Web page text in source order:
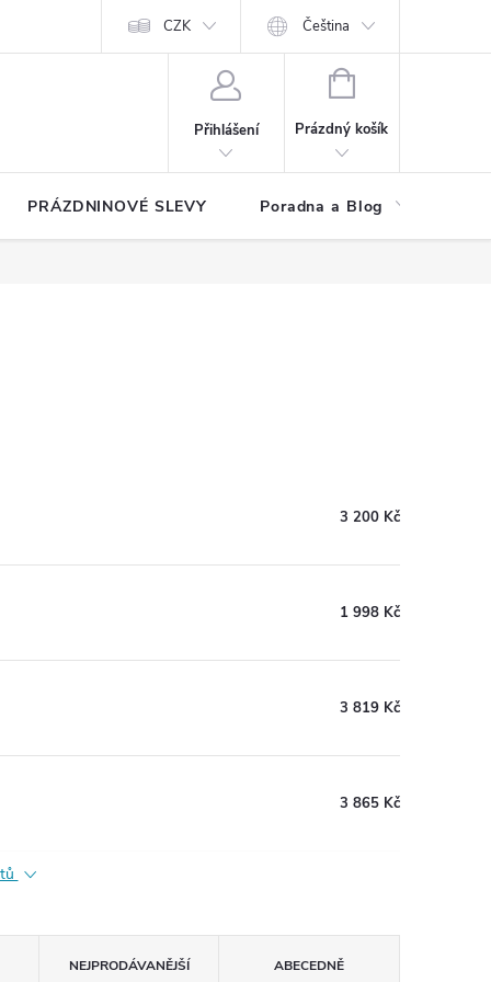
Hodnocení obchodu
CZK Čeština
Přihlášení
NÁKUPNÍ
Prázdný košík
PRÁZDNINOVÉ SLEVY Poradna a Blog
3 200 Kč
1 998 Kč
3 819 Kč
3 865 Kč
NEJPRODÁVANĚJŠÍ ABECEDNĚ